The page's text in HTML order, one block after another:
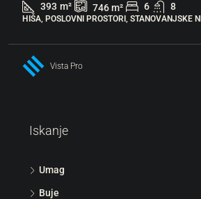
393 m² 746m² 6 8
HIŠA, POSLOVNI PROSTORI, STANOVANJSKE
Vista Pro
Iskanje
Umag
Buje